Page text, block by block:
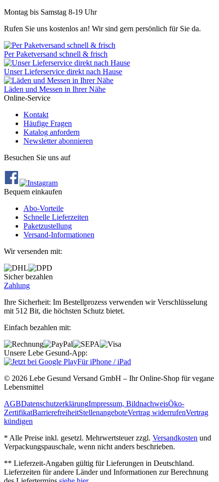
Montag bis Samstag 8-19 Uhr
Rufen Sie uns kostenlos an! Wir sind gern persönlich für Sie da.
Per Paketversand schnell & frisch
Unser Lieferservice direkt nach Hause
Läden und Messen in Ihrer Nähe
Online-Service
Kontakt
Häufige Fragen
Katalog anfordern
Newsletter abonnieren
Besuchen Sie uns auf
Bequem einkaufen
Abo‐Vorteile
Schnelle Lieferzeiten
Paketzustellung
Versand‐Informationen
Wir versenden mit:
Sicher bezahlen
Zahlung
Ihre Sicherheit: Im Bestellprozess verwenden wir Verschlüsselung
mit 512 Bit, die höchsten Schutz bietet.
Einfach bezahlen mit:
Unsere Lebe Gesund-App:
Für iPhone / iPad
© 2026 Lebe Gesund Versand GmbH – Ihr Online‐Shop für vegane
Lebensmittel
AGBDatenschutzerklärungImpressum, BildnachweisÖko‐
ZertifikatBarrierefreiheitStellenangeboteVertrag widerrufenVertrag
kündigen
* Alle Preise inkl. gesetzl. Mehrwertsteuer zzgl. Versandkosten und
Verpackungspauschale, wenn nicht anders beschrieben.
** Lieferzeit‐Angaben gültig für Lieferungen in Deutschland.
Lieferzeiten für andere Länder und Informationen zur Berechnung